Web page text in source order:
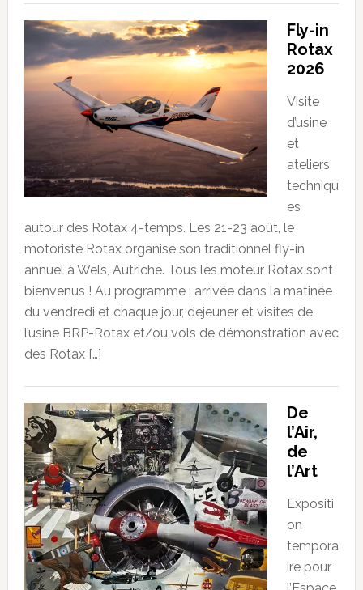
Fly-in
Rotax
2026
Visite
d’usine
et
ateliers
techniqu
es
autour des Rotax 4-temps. Les 21-23 août, le
motoriste Rotax organise son traditionnel fly-in
annuel à Wels, Autriche. Tous les moteur Rotax sont
bienvenus ! Au programme : arrivée dans la matinée
du vendredi et chaque jour, dejeuner et visites de
l’usine BRP-Rotax et/ou vols de démonstration avec
des Rotax […]
De
l’Air,
de
l’Art
Expositi
on
tempora
ire pour